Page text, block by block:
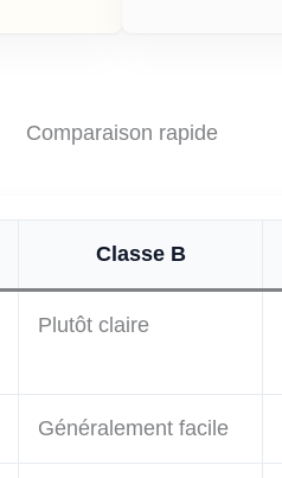
Comparaison rapide
Classe B
Plutôt claire
Généralement facile